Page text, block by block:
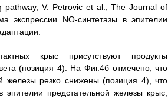
pathway, V. Petrovic et al., The Journal of
NO-синтетазы в эпителии
крыс присутствуют продукты
(позиция 4). На Фиг.4б отмечено, что
железы резко снижены (позиция 4), что
предстательной железы крыс,